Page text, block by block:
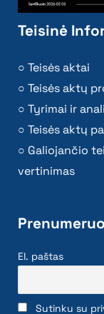
Teisinė
Teisės aktai
Teisės aktų
Tyrimai ir
Teisės aktų
Galiojančio
vertinimas
El. paštas
Sutinku su